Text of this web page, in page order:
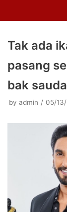
Tak ada
pasang
bak
by admin 05/